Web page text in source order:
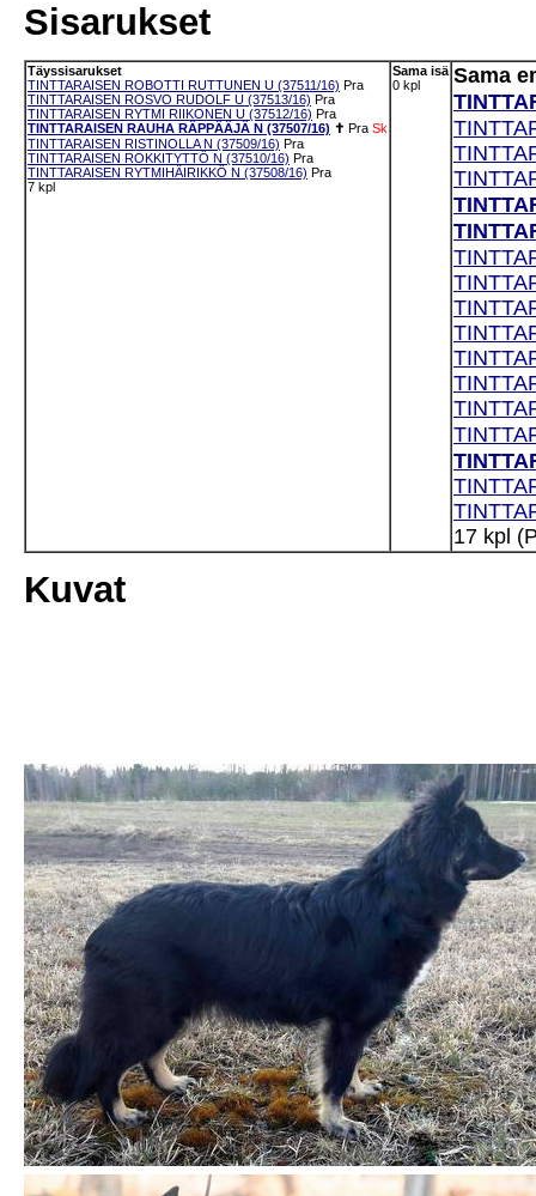
Sisarukset
Täyssisarukset
TINTTARAISEN ROBOTTI RUTTUNEN U (37511/16) Pra
TINTTARAISEN ROSVO RUDOLF U (37513/16) Pra
TINTTARAISEN RYTMI RIIKONEN U (37512/16) Pra
TINTTARAISEN RAUHA RÄPPÄÄJÄ N (37507/16) ✝ Pra Sk
TINTTARAISEN RISTINOLLA N (37509/16) Pra
TINTTARAISEN ROKKITYTTÖ N (37510/16) Pra
TINTTARAISEN RYTMIHÄIRIKKÖ N (37508/16) Pra
7 kpl
Sama isä
0 kpl
Sama
17 kpl
Kuvat